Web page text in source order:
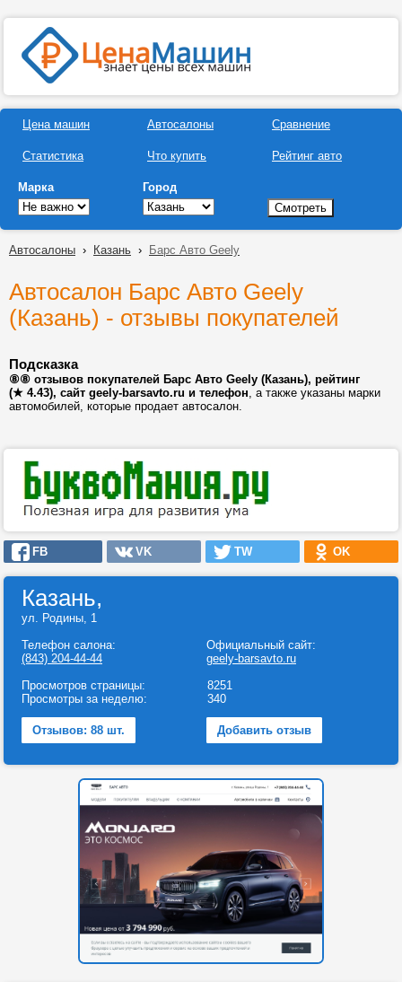
Цена машин
Статистика
Автосалоны
Что купить
Сравнение
Рейтинг авто
Марка Город
Автосалоны › Казань › Барс Авто Geely
Автосалон Барс Авто Geely
(Казань) - отзывы покупателей
Подсказка
⑧⑧ отзывов покупателей Барс Авто Geely (Казань), рейтинг
(★ 4.43), сайт geely-barsavto.ru и телефон, а также указаны марки
автомобилей, которые продает автосалон.
FB VK TW OK
Казань,
ул. Родины, 1
Телефон салона:
(843) 204-44-44
Официальный сайт:
geely-barsavto.ru
Просмотров страницы:
Просмотры за неделю:
8251
340
Отзывов: 88 шт. Добавить отзыв